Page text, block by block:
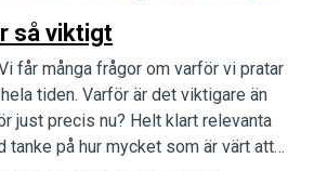
så viktigt
får många frågor om varför vi pratar
tiden. Varför är det viktigare än
just precis nu? Helt klart relevanta
tanke på hur mycket som är värt att